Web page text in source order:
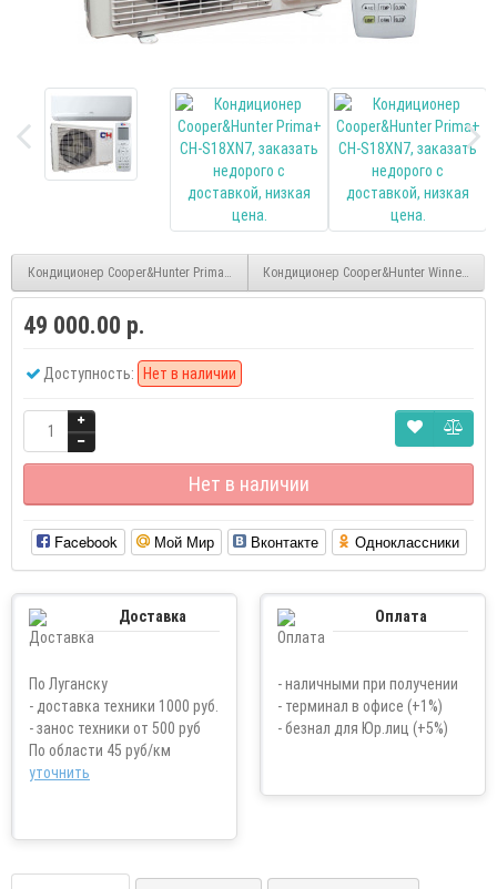
Кондиционер Cooper&Hunter Prima+ CH-S12XN7Кондиционер Cooper&Hunter Winner CH-
49 000.00 р.
Доступность: Нет в наличии
Нет в наличии
Facebook Мой Мир Вконтакте Одноклассники
Доставка
По Луганску
- доставка техники 1000 руб.
- занос техники от 500 руб
По области 45 руб/км
уточнить
Оплата
- наличными при получении
- терминал в офисе (+1%)
- безнал для Юр.лиц (+5%)